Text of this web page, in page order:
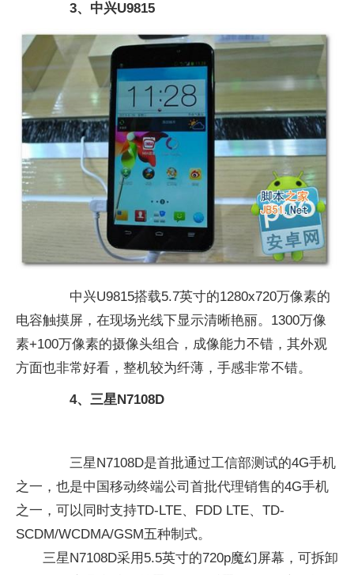
3、中兴U9815
中兴U9815搭载5.7英寸的1280x720万像素的
电容触摸屏，在现场光线下显示清晰艳丽。1300万像
素+100万像素的摄像头组合，成像能力不错，其外观
方面也非常好看，整机较为纤薄，手感非常不错。
4、三星N7108D
三星N7108D是首批通过工信部测试的4G手机
之一，也是中国移动终端公司首批代理销售的4G手机
之一，可以同时支持TD-LTE、FDD LTE、TD-
SCDM/WCDMA/GSM五种制式。
三星N7108D采用5.5英寸的720p魔幻屏幕，可拆卸